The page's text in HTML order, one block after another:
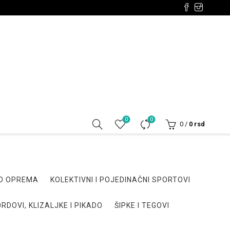
0 0
0 / 0 rsd
OPREMA KOLEKTIVNI I POJEDINAČNI SPORTOVI
KLIZALJKE I PIKADO ŠIPKE I TEGOVI